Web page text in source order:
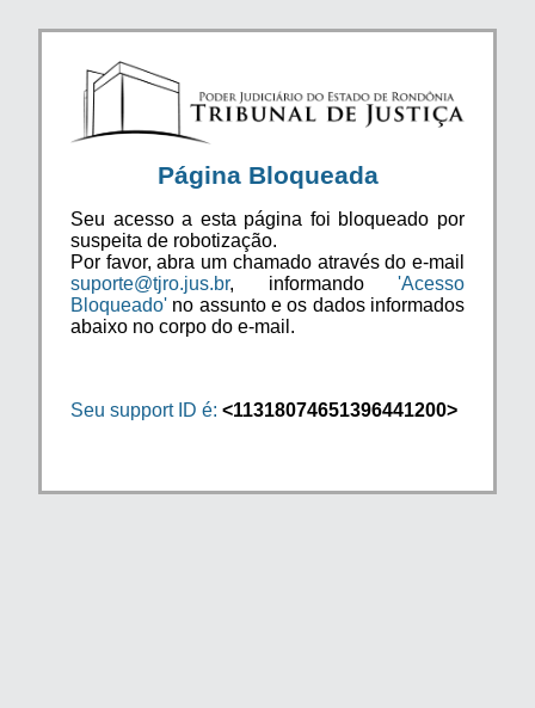
Página Bloqueada
Seu acesso a esta página foi bloqueado por
suspeita de robotização.
Por favor, abra um chamado através do e-mail
suporte@tjro.jus.br, informando 'Acesso
Bloqueado' no assunto e os dados informados
abaixo no corpo do e-mail.
Seu support ID é: <11318074651396441200>